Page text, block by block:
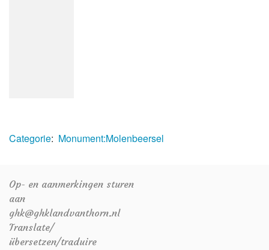
Categorie: Monument:Molenbeersel
Op- en aanmerkingen sturen
aan
ghk@ghklandvanthorn.nl
Translate/
übersetzen/traduire